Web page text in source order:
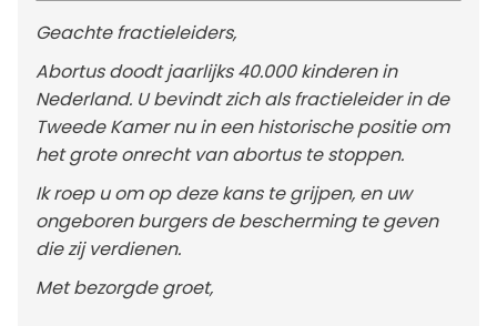
Geachte fractieleiders,
Abortus doodt jaarlijks 40.000 kinderen in
Nederland. U bevindt zich als fractieleider in de
Tweede Kamer nu in een historische positie om
het grote onrecht van abortus te stoppen.
Ik roep u om op deze kans te grijpen, en uw
ongeboren burgers de bescherming te geven
die zij verdienen.
Met bezorgde groet,